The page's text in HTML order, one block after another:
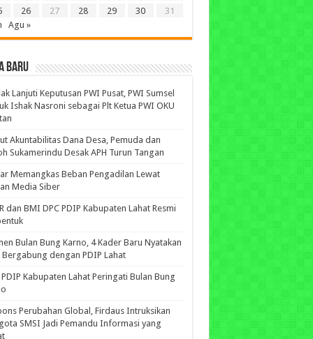
26 27 28 29 30
31
Agu »
BARU
Lanjuti Keputusan PWI Pusat, PWI Sumsel
Ishak Nasroni sebagai Plt Ketua PWI OKU
Akuntabilitas Dana Desa, Pemuda dan
Sukamerindu Desak APH Turun Tangan
Memangkas Beban Pengadilan Lewat
Media Siber
dan BMI DPC PDIP Kabupaten Lahat Resmi
Bulan Bung Karno, 4 Kader Baru Nyatakan
Bergabung dengan PDIP Lahat
PDIP Kabupaten Lahat Peringati Bulan Bung
Perubahan Global, Firdaus Intruksikan
SMSI Jadi Pemandu Informasi yang